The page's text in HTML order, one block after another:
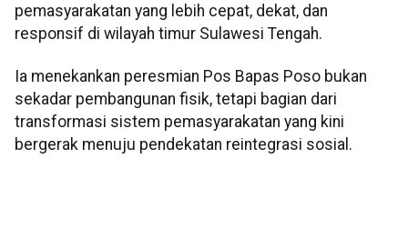
pemasyarakatan yang lebih cepat, dekat, dan
responsif di wilayah timur Sulawesi Tengah.
Ia menekankan peresmian Pos Bapas Poso bukan
sekadar pembangunan fisik, tetapi bagian dari
transformasi sistem pemasyarakatan yang kini
bergerak menuju pendekatan reintegrasi sosial.